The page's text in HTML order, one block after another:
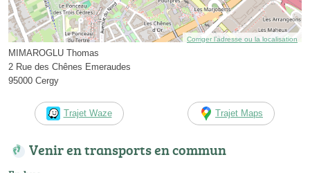
Corriger l’adresse ou la localisation
MIMAROGLU Thomas
2 Rue des Chênes Emeraudes
95000 Cergy
Trajet Waze Trajet Maps
Venir en transports en commun